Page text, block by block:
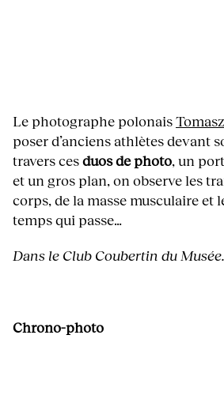
Le photographe polonais
poser d’anciens athlètes devant
travers cesduos de photo, un
et un gros plan, on observe les
corps, de la masse musculaire et
temps qui passe…
Dans le Club Coubertin du Musée.
Chrono-photo